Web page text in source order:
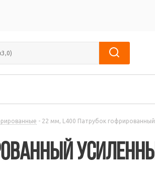
- 22 мм, L400 Патрубок